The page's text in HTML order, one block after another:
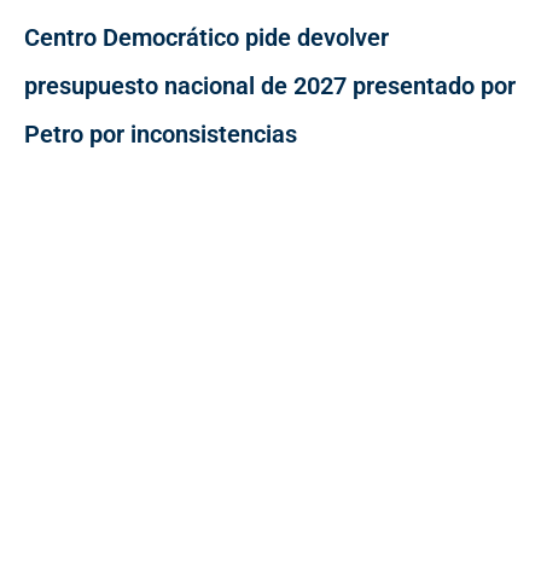
Centro Democrático pide devolver
presupuesto nacional de 2027 presentado por
Petro por inconsistencias